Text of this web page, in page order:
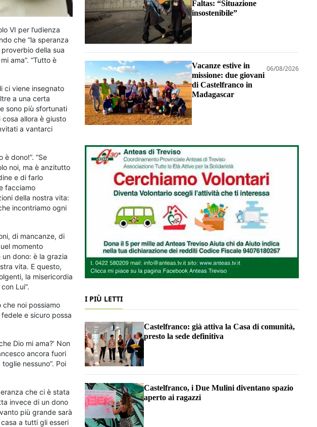
VI per l’udienza
che “la speranza
proverbio della sua
ama”. “Tutto è
ci viene insegnato
a una certa
sono più sfortunati
cosa allora è giusto
a vantarci
dono!”. “Se
noi, ma è anzitutto
e di farlo
facciamo
della nostra vita:
incontriamo ogni
di mancanze, di
momento
dono: è la grazia
vita. E questo,
la misericordia
Lui”.
che noi possiamo
e sicuro possa
Dio mi ama?’ Non
ancora fuori
nessuno”. Poi
che ci è stata
invece di un dono
più grande sarà
a tutti gli esseri
Faltas: “Situazione
insostenibile”
Vacanze estive in
missione: due giovani
di Castelfranco in
Madagascar
06/08/2026
I PIÙ LETTI
Castelfranco: già attiva la Casa di comunità,
presto la sede definitiva
Castelfranco, i Due Mulini diventano spazio
aperto ai ragazzi